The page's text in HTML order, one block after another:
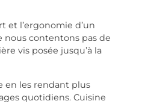
et l’ergonomie d’un
nous contentons pas de
vis posée jusqu’à la
en les rendant plus
quotidiens. Cuisine